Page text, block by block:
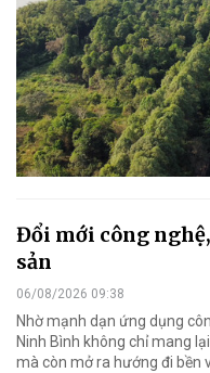
Đổi mới công
sản
06/08/2026 09:38
Nhờ mạnh dạn ứng dụng
Ninh Bình không chỉ mang
mà còn mở ra hướng đi bền